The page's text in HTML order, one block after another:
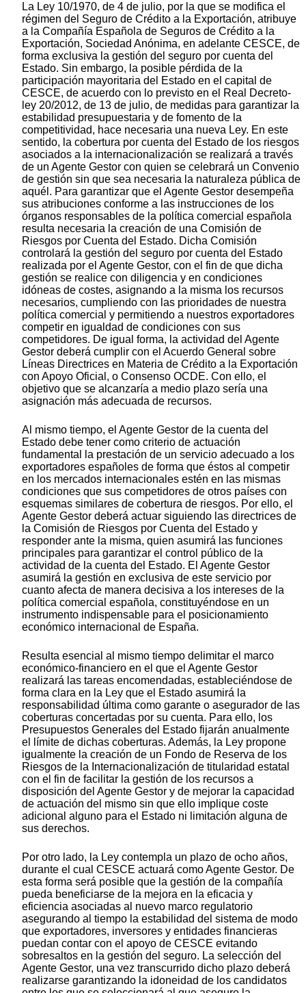
La Ley 10/1970, de 4 de julio, por la que se modifica el
régimen del Seguro de Crédito a la Exportación, atribuye
a la Compañía Española de Seguros de Crédito a la
Exportación, Sociedad Anónima, en adelante CESCE, de
forma exclusiva la gestión del seguro por cuenta del
Estado. Sin embargo, la posible pérdida de la
participación mayoritaria del Estado en el capital de
CESCE, de acuerdo con lo previsto en el Real Decreto-
ley 20/2012, de 13 de julio, de medidas para garantizar la
estabilidad presupuestaria y de fomento de la
competitividad, hace necesaria una nueva Ley. En este
sentido, la cobertura por cuenta del Estado de los riesgos
asociados a la internacionalización se realizará a través
de un Agente Gestor con quien se celebrará un Convenio
de gestión sin que sea necesaria la naturaleza pública de
aquél. Para garantizar que el Agente Gestor desempeña
sus atribuciones conforme a las instrucciones de los
órganos responsables de la política comercial española
resulta necesaria la creación de una Comisión de
Riesgos por Cuenta del Estado. Dicha Comisión
controlará la gestión del seguro por cuenta del Estado
realizada por el Agente Gestor, con el fin de que dicha
gestión se realice con diligencia y en condiciones
idóneas de costes, asignando a la misma los recursos
necesarios, cumpliendo con las prioridades de nuestra
política comercial y permitiendo a nuestros exportadores
competir en igualdad de condiciones con sus
competidores. De igual forma, la actividad del Agente
Gestor deberá cumplir con el Acuerdo General sobre
Líneas Directrices en Materia de Crédito a la Exportación
con Apoyo Oficial, o Consenso OCDE. Con ello, el
objetivo que se alcanzaría a medio plazo sería una
asignación más adecuada de recursos.
Al mismo tiempo, el Agente Gestor de la cuenta del
Estado debe tener como criterio de actuación
fundamental la prestación de un servicio adecuado a los
exportadores españoles de forma que éstos al competir
en los mercados internacionales estén en las mismas
condiciones que sus competidores de otros países con
esquemas similares de cobertura de riesgos. Por ello, el
Agente Gestor deberá actuar siguiendo las directrices de
la Comisión de Riesgos por Cuenta del Estado y
responder ante la misma, quien asumirá las funciones
principales para garantizar el control público de la
actividad de la cuenta del Estado. El Agente Gestor
asumirá la gestión en exclusiva de este servicio por
cuanto afecta de manera decisiva a los intereses de la
política comercial española, constituyéndose en un
instrumento indispensable para el posicionamiento
económico internacional de España.
Resulta esencial al mismo tiempo delimitar el marco
económico-financiero en el que el Agente Gestor
realizará las tareas encomendadas, estableciéndose de
forma clara en la Ley que el Estado asumirá la
responsabilidad última como garante o asegurador de las
coberturas concertadas por su cuenta. Para ello, los
Presupuestos Generales del Estado fijarán anualmente
el límite de dichas coberturas. Además, la Ley propone
igualmente la creación de un Fondo de Reserva de los
Riesgos de la Internacionalización de titularidad estatal
con el fin de facilitar la gestión de los recursos a
disposición del Agente Gestor y de mejorar la capacidad
de actuación del mismo sin que ello implique coste
adicional alguno para el Estado ni limitación alguna de
sus derechos.
Por otro lado, la Ley contempla un plazo de ocho años,
durante el cual CESCE actuará como Agente Gestor. De
esta forma será posible que la gestión de la compañía
pueda beneficiarse de la mejora en la eficacia y
eficiencia asociadas al nuevo marco regulatorio
asegurando al tiempo la estabilidad del sistema de modo
que exportadores, inversores y entidades financieras
puedan contar con el apoyo de CESCE evitando
sobresaltos en la gestión del seguro. La selección del
Agente Gestor, una vez transcurrido dicho plazo deberá
realizarse garantizando la idoneidad de los candidatos